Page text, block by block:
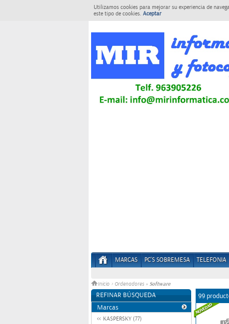
Utilizamos cookies para mejorar su experiencia de
este tipo de cookies. Aceptar
MARCAS PC'S SOBREMESA TELEFONIA
Inicio > Ordenadores » Software
REFINAR BÚSQUEDA
Marcas
KASPERSKY (77)
99